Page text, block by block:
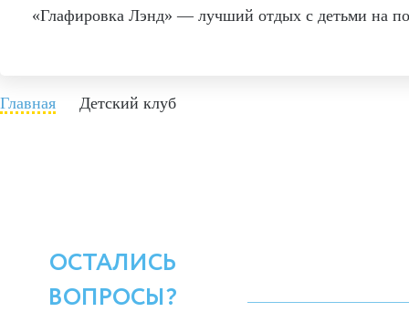
«Глафировка Лэнд» — лучший отдых с детьми на
Главная Детский клуб
ОСТАЛИСЬ
ВОПРОСЫ?